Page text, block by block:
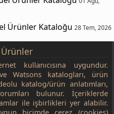
Ürünler Kataloğu 28 Tem, 2026
kullanıcısına uygundur.
Watsons katalogları, ürün
katalog/ürün anlatımları,
bulunur. İçeriklerde
ile işbirlikleri yer alabilir.